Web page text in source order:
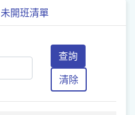
未開班清單
查詢
清除